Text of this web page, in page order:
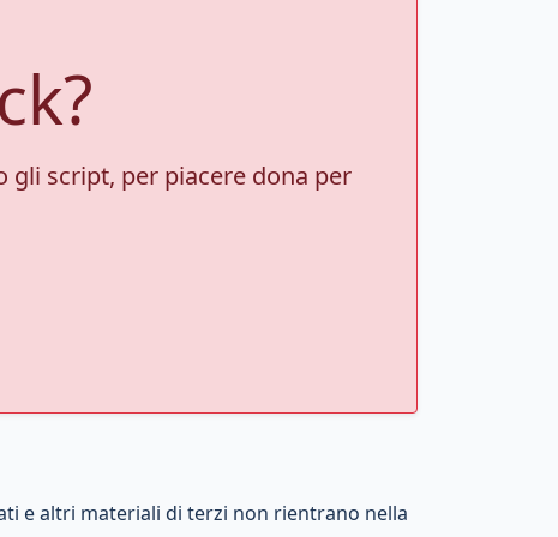
gli script, per piacere dona per
e altri materiali di terzi non rientrano nella